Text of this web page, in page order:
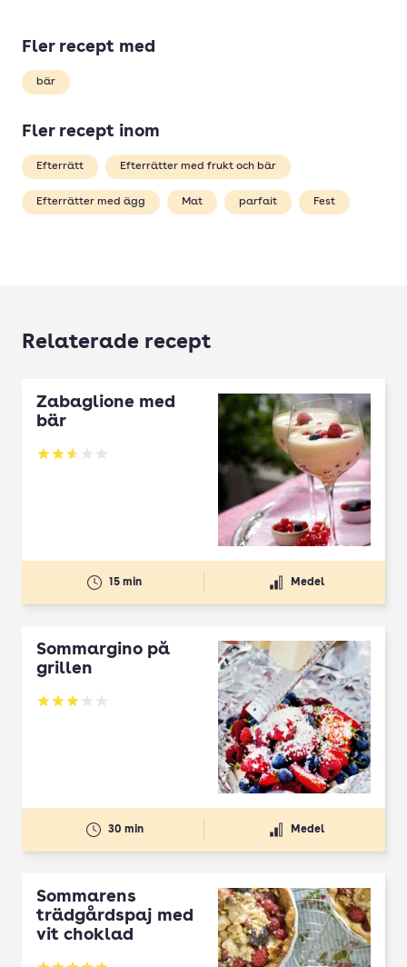
Fler recept med
bär
Fler recept inom
Efterrätt Efterrätter med frukt och bär
Efterrätter med ägg Mat parfait Fest
Relaterade recept
Zabaglione med
bär
Betyg: 2.6 av 5
15 min Medel
Sommargino på
grillen
Betyg: 3 av 5
30 min Medel
Sommarens
trädgårdspaj med
vit choklad